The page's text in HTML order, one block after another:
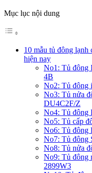
Mục lục nội dung
10 mẫu tủ đông lạnh
hiện nay
No1: Tủ đông
4B
No2: Tủ đông
No3: Tủ nửa
DU4C2F/Z
No4: Tủ đông
No5: Tủ cấp
No6: Tủ đông
No7: Tủ đông
No8: Tủ nửa
No9: Tủ đông
2899W3